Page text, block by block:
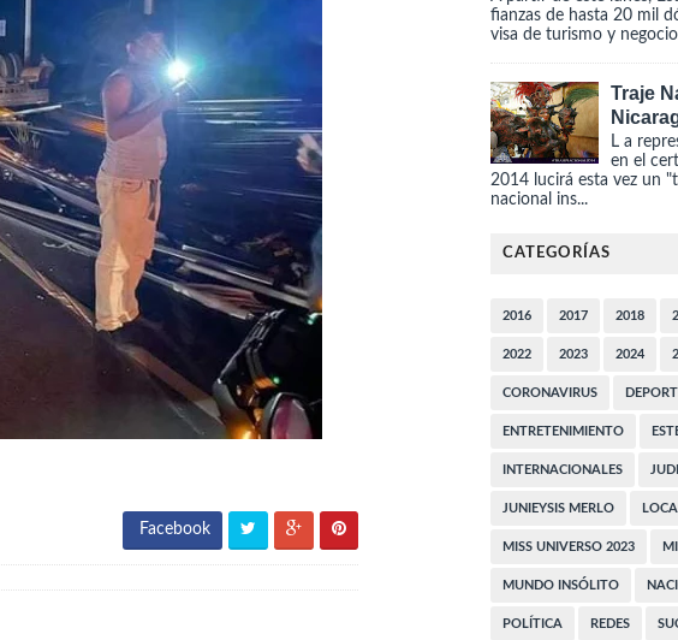
Facebook
fianzas de hasta 20 mil
visa de turismo y
Traje
L a
en el
2014 lucirá esta vez un
nacional ins...
CATEGORÍAS
2016 2017 2018
2022 2023 2024
CORONAVIRUS
ENTRETENIMIENTO
INTERNACIONALES
JUNIEYSIS MERLO
MISS UNIVERSO 2023
MUNDO INSÓLITO
POLÍTICA REDES